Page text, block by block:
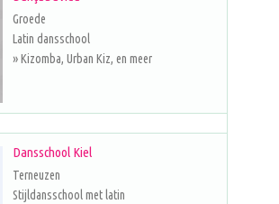
Groede
Latin dansschool
» Kizomba, Urban Kiz, en meer
Dansschool Kiel
Terneuzen
Stijldansschool met latin